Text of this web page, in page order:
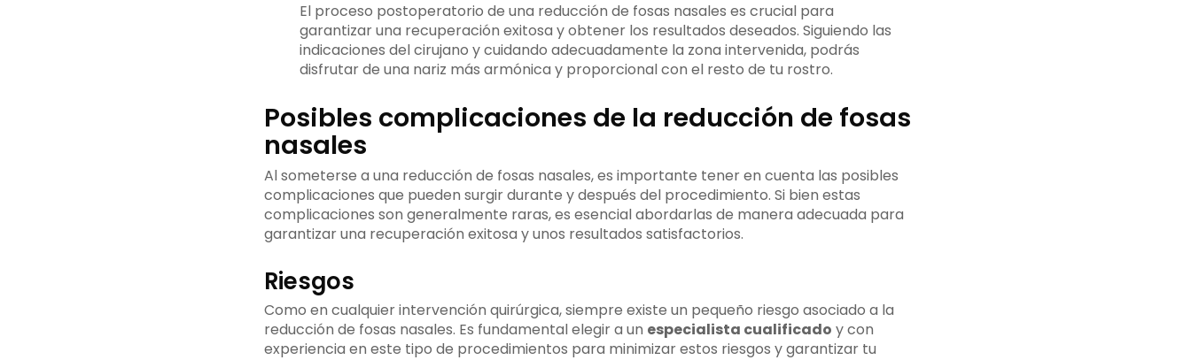
El proceso postoperatorio de una reducción de fosas nasales es crucial para
garantizar una recuperación exitosa y obtener los resultados deseados. Siguiendo las
indicaciones del cirujano y cuidando adecuadamente la zona intervenida, podrás
disfrutar de una nariz más armónica y proporcional con el resto de tu rostro.
Posibles complicaciones de la reducción de fosas
nasales
Al someterse a una reducción de fosas nasales, es importante tener en cuenta las posibles
complicaciones que pueden surgir durante y después del procedimiento. Si bien estas
complicaciones son generalmente raras, es esencial abordarlas de manera adecuada para
garantizar una recuperación exitosa y unos resultados satisfactorios.
Riesgos
Como en cualquier intervención quirúrgica, siempre existe un pequeño riesgo asociado a la
reducción de fosas nasales. Es fundamental elegir a un especialista cualificado y con
experiencia en este tipo de procedimientos para minimizar estos riesgos y garantizar tu